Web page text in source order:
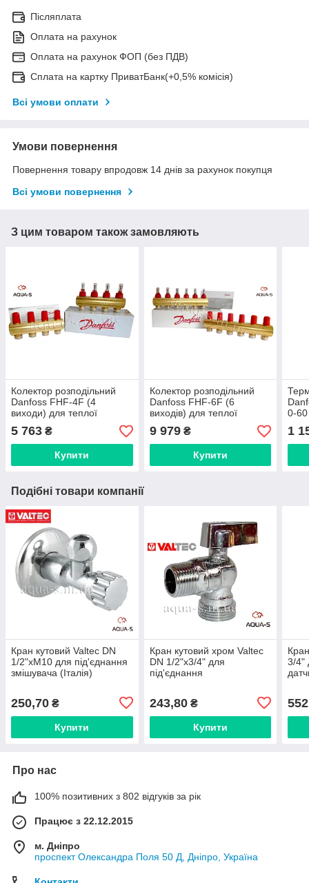
Післяплата
Оплата на рахунок
Оплата на рахунок ФОП (без ПДВ)
Сплата на картку ПриватБанк(+0,5% комісія)
Всі умови оплати
Умови повернення
Повернення товару впродовж 14 днів за рахунок покупця
Всі умови повернення
З цим товаром також замовляють
Колектор розподільний
Danfoss FHF-4F (4
виходи) для теплої
підлоги (з витратами)
088U0524
5 763 ₴
Купити
Колектор розподільний
Danfoss FHF-6F (6
виходів) для теплої
підлоги (з витратами)
088U0526
9 979₴
Купити
0-
1
Подібні товари компанії
Кран кутовий Valtec DN
1/2"хМ10 для під'єднання
змішувача (Італія)
250,70 ₴
Купити
Кран кутовий хром Valtec
DN 1/2"x3/4" для
під'єднання
243,80₴
Купити
3/4"
552
Про нас
100% позитивних з 802 відгуків за рік
Працює з 22.12.2015
м. Дніпро
проспект Олександра Поля 50 Д, Дніпро, Україна